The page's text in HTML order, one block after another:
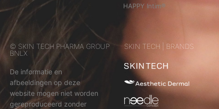
HAPPY Intim®
© SKIN TECH PHARMA GROUP
BNLX
De informatie en
afbeeldingen op deze
website mogen niet worden
gereproduceerd zonder
SKIN TECH | BRANDS